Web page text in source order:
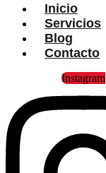
Inicio
Servicios
Blog
Contacto
Instagram